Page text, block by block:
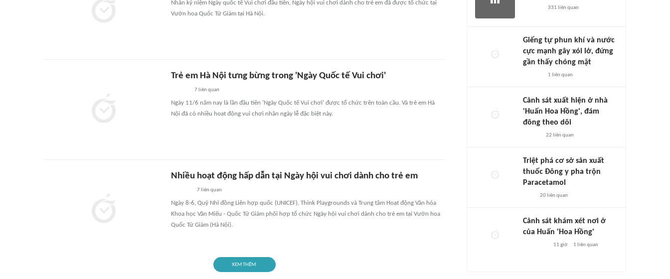
Nhân kỷ niệm Ngày quốc tế Vui chơi đầu tiên, Ngày hội vui chơi dành cho trẻ em đã được tổ chức tại
Vườn hoa Quốc Tử Giám tại Hà Nội.
Trẻ em Hà Nội tưng bừng trong 'Ngày Quốc tế Vui chơi'
7 liên quan
Ngày 11/6 năm nay là lần đầu tiên 'Ngày Quốc tế Vui chơi' được tổ chức trên toàn cầu. Và trẻ em Hà
Nội đã có nhiều hoạt động vui chơi nhân ngày lễ đặc biệt này.
Nhiều hoạt động hấp dẫn tại Ngày hội vui chơi dành cho trẻ em
7liên quan
Ngày 8-6, Quỹ Nhi đồng Liên hợp quốc (UNICEF), Think Playgrounds và Trung tâm Hoạt động Văn hóa
Khoa học Văn Miếu - Quốc Tử Giám phối hợp tổ chức Ngày hội vui chơi dành cho trẻ em tại Vườn hoa
Quốc Tử Giám (Hà Nội).
XEM THÊM
331 liên quan
Giếng tự phun khí và nước
cực mạnh gây xói lở, đứng
gần thấy chóng mặt
1 liên quan
Cảnh sát xuất hiện ở nhà
'Huấn Hoa Hồng', đám
đông theo dõi
22 liên quan
Triệt phá cơ sở sản xuất
thuốc Đông y pha trộn
Paracetamol
20liên quan
Cảnh sát khám xét nơi ở
của Huấn 'Hoa Hồng'
11 giờ 1 liên quan